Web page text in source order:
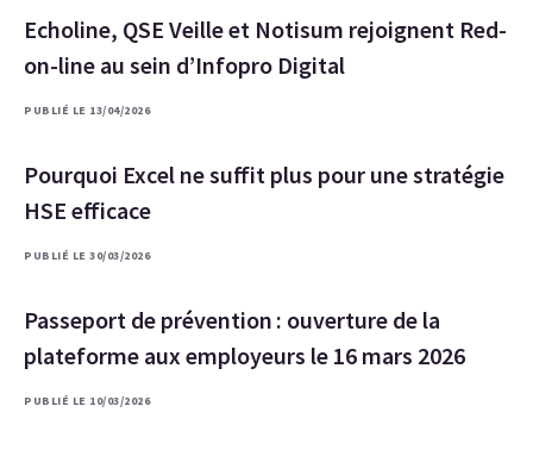
Echoline, QSE Veille et Notisum rejoignent Red-
on-line au sein d’Infopro Digital
PUBLIÉ LE 13/04/2026
Pourquoi Excel ne suffit plus pour une stratégie
HSE efficace
PUBLIÉ LE 30/03/2026
Passeport de prévention : ouverture de la
plateforme aux employeurs le 16 mars 2026
PUBLIÉ LE 10/03/2026